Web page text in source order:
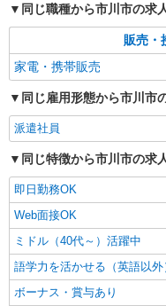
同じ職種から市川市の求
販売・
家電・携帯販売
同じ雇用形態から市川市
派遣社員
同じ特徴から市川市の求
即日勤務OK
Web面接OK
ミドル（40代～）活躍中
語学力を活かせる（英語以外
ボーナス・賞与あり